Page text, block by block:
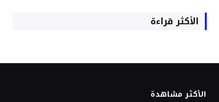
الأكثر قراءة
الأكثر مشاهدة